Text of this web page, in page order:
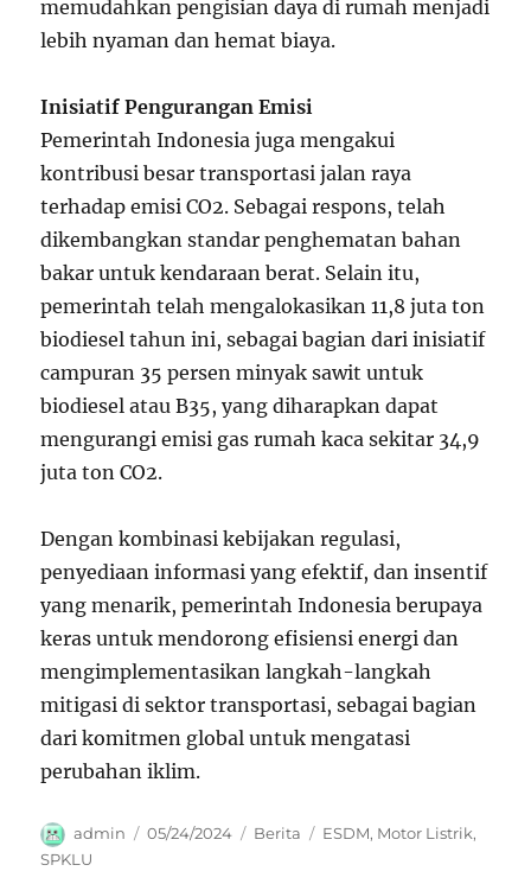
memudahkan pengisian daya di rumah menjadi
lebih nyaman dan hemat biaya.
Inisiatif Pengurangan Emisi
Pemerintah Indonesia juga mengakui
kontribusi besar transportasi jalan raya
terhadap emisi CO2. Sebagai respons, telah
dikembangkan standar penghematan bahan
bakar untuk kendaraan berat. Selain itu,
pemerintah telah mengalokasikan 11,8 juta ton
biodiesel tahun ini, sebagai bagian dari inisiatif
campuran 35 persen minyak sawit untuk
biodiesel atau B35, yang diharapkan dapat
mengurangi emisi gas rumah kaca sekitar 34,9
juta ton CO2.
Dengan kombinasi kebijakan regulasi,
penyediaan informasi yang efektif, dan insentif
yang menarik, pemerintah Indonesia berupaya
keras untuk mendorong efisiensi energi dan
mengimplementasikan langkah-langkah
mitigasi di sektor transportasi, sebagai bagian
dari komitmen global untuk mengatasi
perubahan iklim.
Author
admin
Posted
05/24/2024 Categories
Berita Tags
ESDM, Motor Listrik,
SPKLU